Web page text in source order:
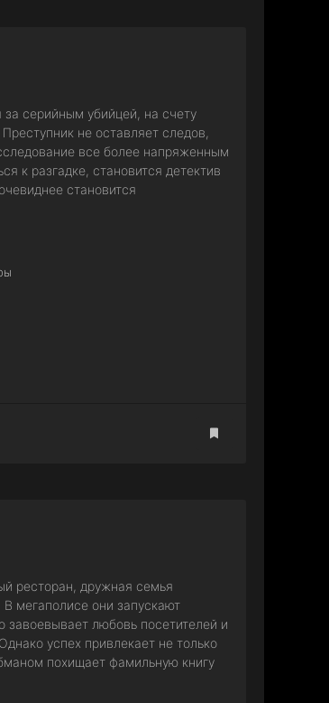
серийным убийцей, на счету
не оставляет следов,
все более напряженным
к разгадке, становится детектив
становится
ресторан, дружная семья
мегаполисе они запускают
завоевывает любовь посетителей и
успех привлекает не только
похищает фамильную книгу